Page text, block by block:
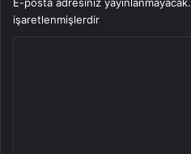
işaretlenmişlerdir